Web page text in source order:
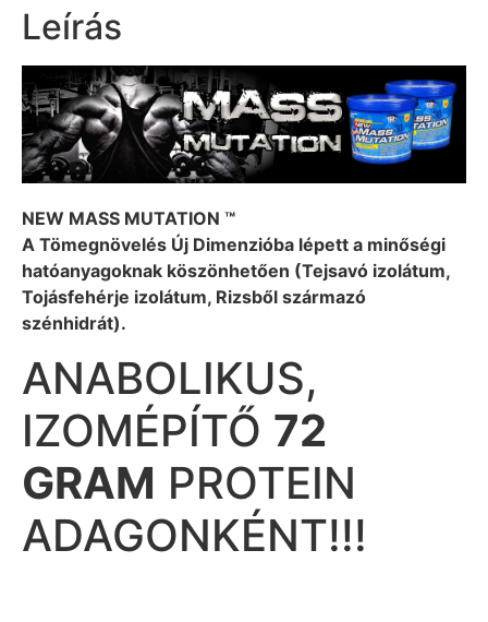
Leírás
NEW MASS MUTATION ™
A Tömegnövelés Új Dimenzióba lépett a minőségi
hatóanyagoknak köszönhetően (Tejsavó izolátum,
Tojásfehérje izolátum, Rizsből származó
szénhidrát).
ANABOLIKUS,
IZOMÉPÍTŐ 72
GRAM PROTEIN
ADAGONKÉNT!!!